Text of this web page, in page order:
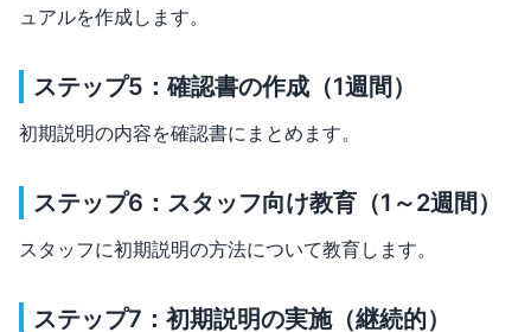
ュアルを作成します。
ステップ5：確認書の作成（1週間）
初期説明の内容を確認書にまとめます。
ステップ6：スタッフ向け教育（1～2週間）
スタッフに初期説明の方法について教育します。
ステップ7：初期説明の実施（継続的）